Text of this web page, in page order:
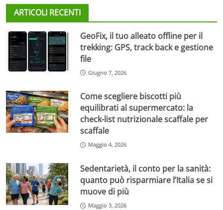
ARTICOLI RECENTI
GeoFix, il tuo alleato offline per il
trekking: GPS, track back e gestione
file
Giugno 7, 2026
Come scegliere biscotti più
equilibrati al supermercato: la
check-list nutrizionale scaffale per
scaffale
Maggio 4, 2026
Sedentarietà, il conto per la sanità:
quanto può risparmiare l’Italia se si
muove di più
Maggio 3, 2026